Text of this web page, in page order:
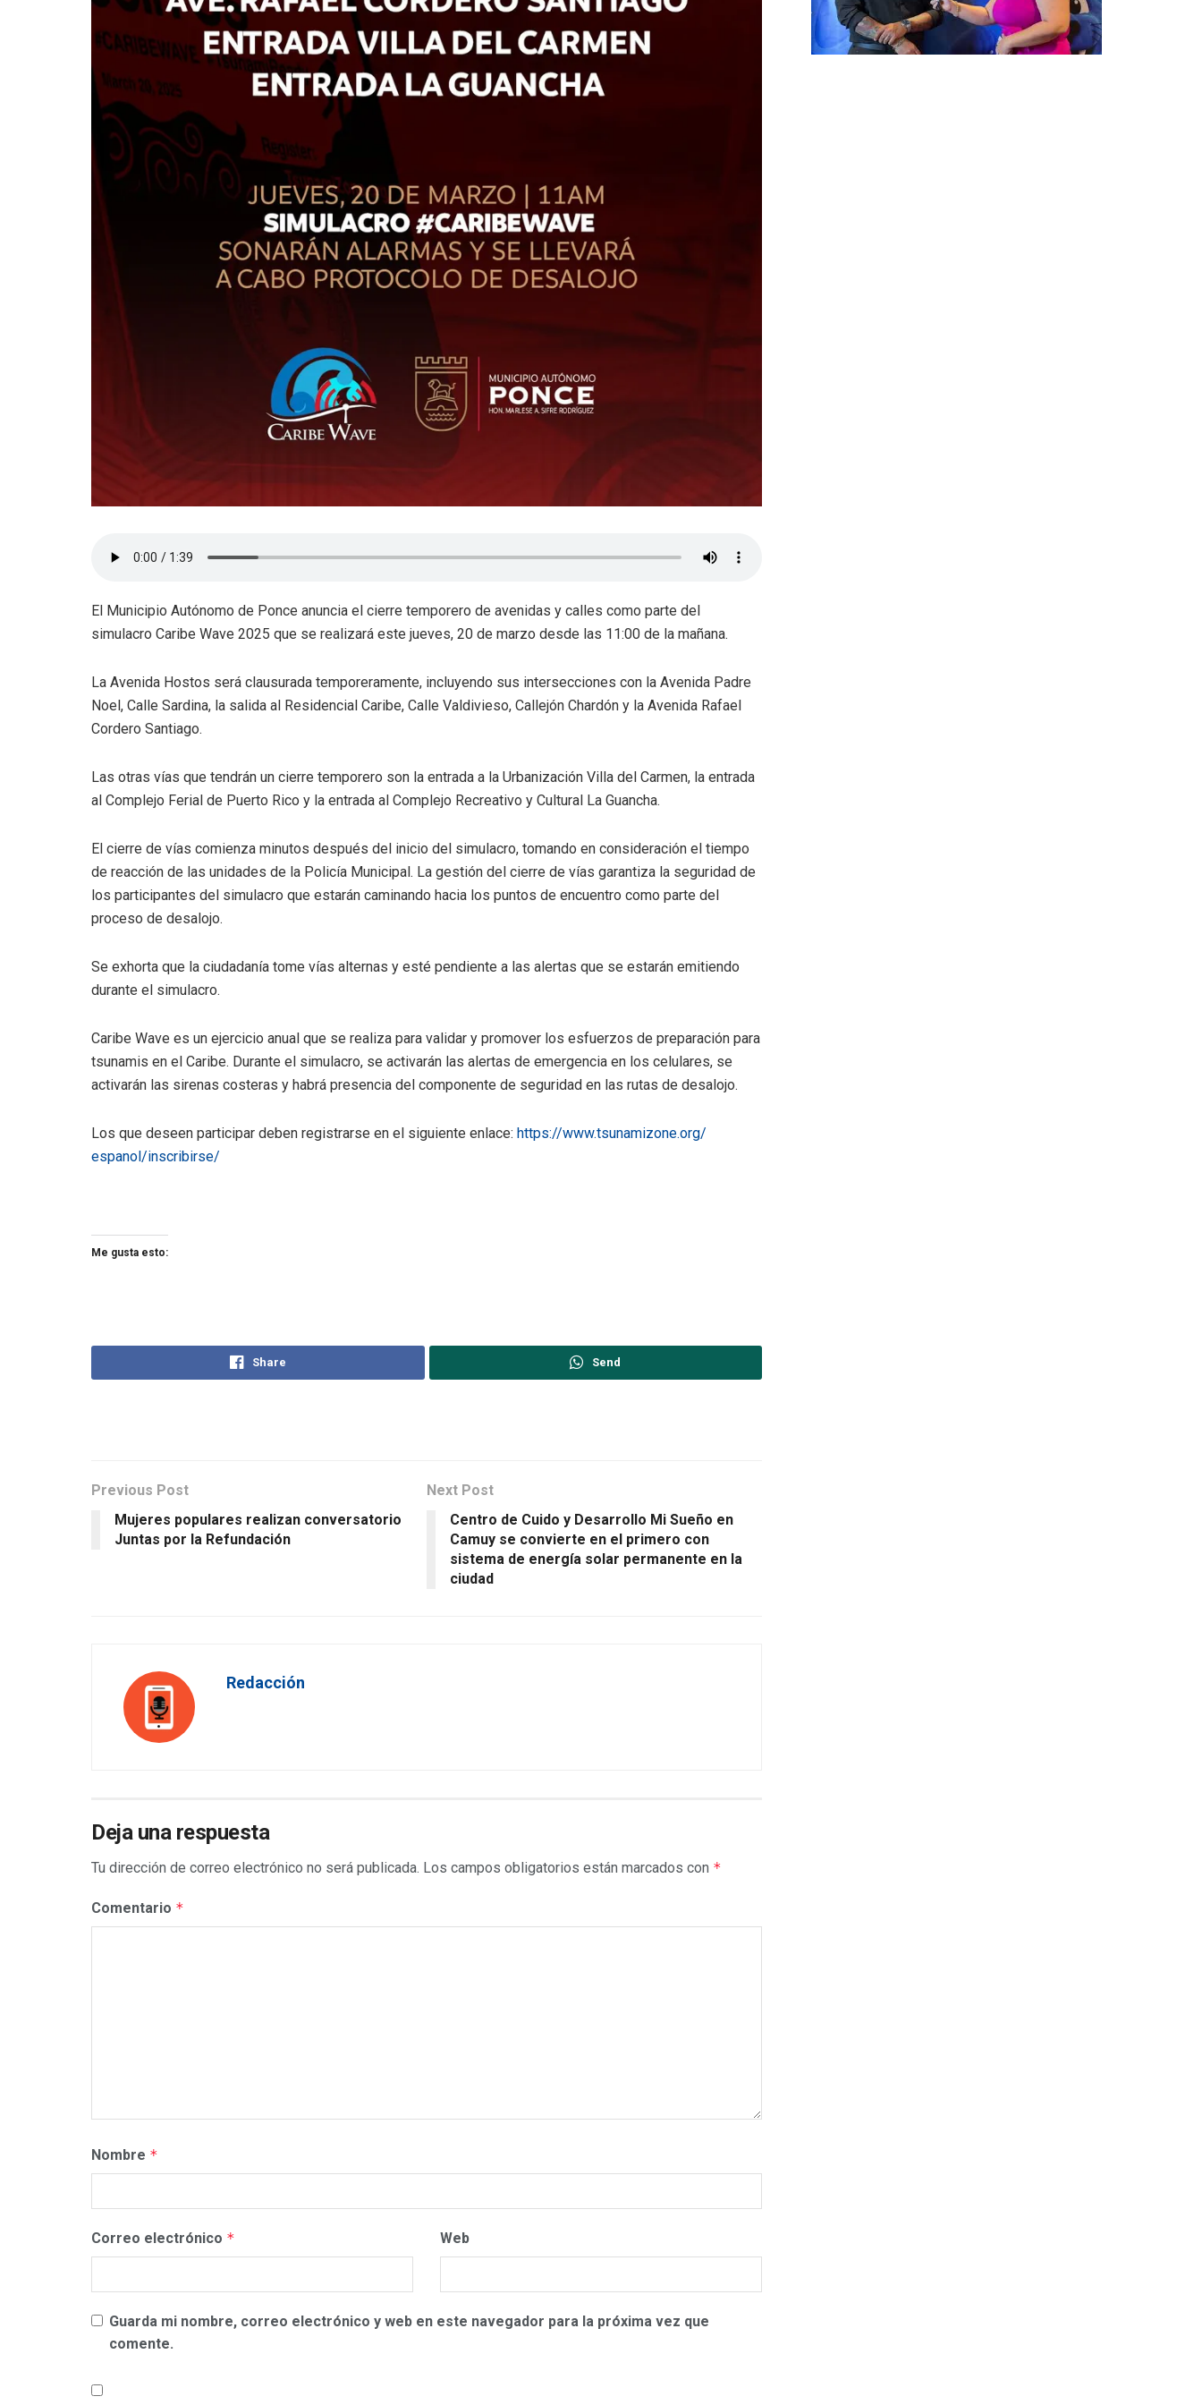
El Municipio Autónomo de Ponce anuncia el cierre temporero de avenidas y calles como parte del
simulacro Caribe Wave 2025 que se realizará este jueves, 20 de marzo desde las 11:00 de la mañana.
La Avenida Hostos será clausurada temporeramente, incluyendo sus intersecciones con la Avenida Padre
Noel, Calle Sardina, la salida al Residencial Caribe, Calle Valdivieso, Callejón Chardón y la Avenida Rafael
Cordero Santiago.
Las otras vías que tendrán un cierre temporero son la entrada a la Urbanización Villa del Carmen, la entrada
al Complejo Ferial de Puerto Rico y la entrada al Complejo Recreativo y Cultural La Guancha.
El cierre de vías comienza minutos después del inicio del simulacro, tomando en consideración el tiempo
de reacción de las unidades de la Policía Municipal. La gestión del cierre de vías garantiza la seguridad de
los participantes del simulacro que estarán caminando hacia los puntos de encuentro como parte del
proceso de desalojo.
Se exhorta que la ciudadanía tome vías alternas y esté pendiente a las alertas que se estarán emitiendo
durante el simulacro.
Caribe Wave es un ejercicio anual que se realiza para validar y promover los esfuerzos de preparación para
tsunamis en el Caribe. Durante el simulacro, se activarán las alertas de emergencia en los celulares, se
activarán las sirenas costeras y habrá presencia del componente de seguridad en las rutas de desalojo.
Los que deseen participar deben registrarse en el siguiente enlace: https://www.tsunamizone.org/
espanol/inscribirse/
Me gusta esto:
Share Send
Previous Post
Mujeres populares realizan conversatorio
Juntas por la Refundación
Next Post
Centro de Cuido y Desarrollo Mi Sueño en
Camuy se convierte en el primero con
sistema de energía solar permanente en la
ciudad
Redacción
Deja una respuesta
Tu dirección de correo electrónico no será publicada. Los campos obligatorios están marcados con *
Comentario *
Nombre *
Correo electrónico * Web
Guarda mi nombre, correo electrónico y web en este navegador para la próxima vez que
comente.